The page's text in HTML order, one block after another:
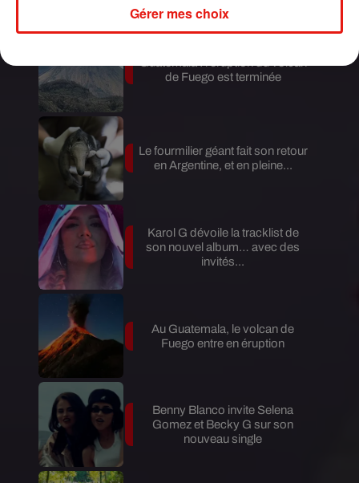
Mundo Latino
de Fuego est terminée
Le fourmilier géant fait son retour
en Argentine, et en pleine...
Karol G dévoile la tracklist de
son nouvel album… avec des
invités...
Au Guatemala, le volcan de
Fuego entre en éruption
Benny Blanco invite Selena
Gomez et Becky G sur son
nouveau single
Gérer mes choix